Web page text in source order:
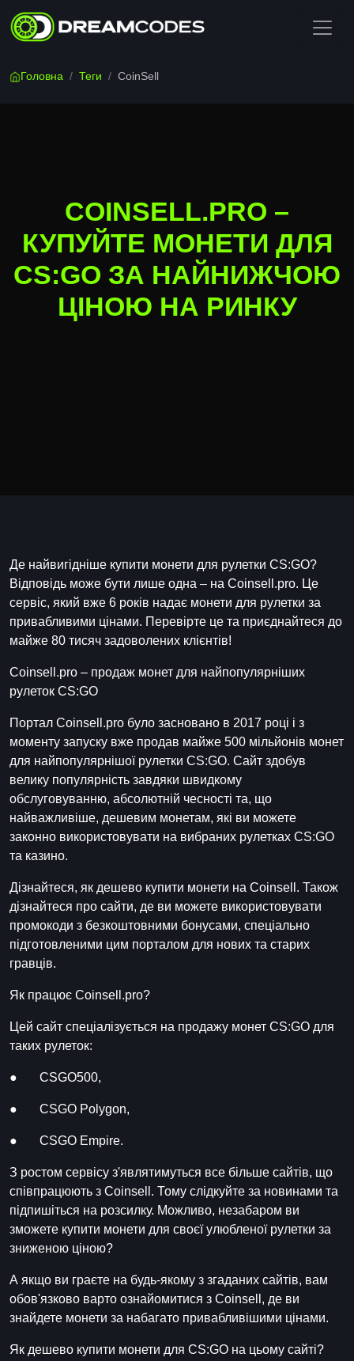
Головна / Теги / CoinSell
COINSELL.PRO –
КУПУЙТЕ МОНЕТИ ДЛЯ
CS:GO ЗА НАЙНИЖЧОЮ
ЦІНОЮ НА РИНКУ
Де найвигідніше купити монети для рулетки CS:GO?
Відповідь може бути лише одна – на Coinsell.pro. Це
сервіс, який вже 6 років надає монети для рулетки за
привабливими цінами. Перевірте це та приєднайтеся до
майже 80 тисяч задоволених клієнтів!
Coinsell.pro – продаж монет для найпопулярніших
рулеток CS:GO
Портал Coinsell.pro було засновано в 2017 році і з
моменту запуску вже продав майже 500 мільйонів монет
для найпопулярнішої рулетки CS:GO. Сайт здобув
велику популярність завдяки швидкому
обслуговуванню, абсолютній чесності та, що
найважливіше, дешевим монетам, які ви можете
законно використовувати на вибраних рулетках CS:GO
та казино.
Дізнайтеся, як дешево купити монети на Coinsell. Також
дізнайтеся про сайти, де ви можете використовувати
промокоди з безкоштовними бонусами, спеціально
підготовленими цим порталом для нових та старих
гравців.
Як працює Coinsell.pro?
Цей сайт спеціалізується на продажу монет CS:GO для
таких рулеток:
● CSGO500,
● CSGO Polygon,
● CSGO Empire.
З ростом сервісу з'являтимуться все більше сайтів, що
співпрацюють з Coinsell. Тому слідкуйте за новинами та
підпишіться на розсилку. Можливо, незабаром ви
зможете купити монети для своєї улюбленої рулетки за
зниженою ціною?
А якщо ви граєте на будь-якому з згаданих сайтів, вам
обов'язково варто ознайомитися з Coinsell, де ви
знайдете монети за набагато привабливішими цінами.
Як дешево купити монети для CS:GO на цьому сайті?